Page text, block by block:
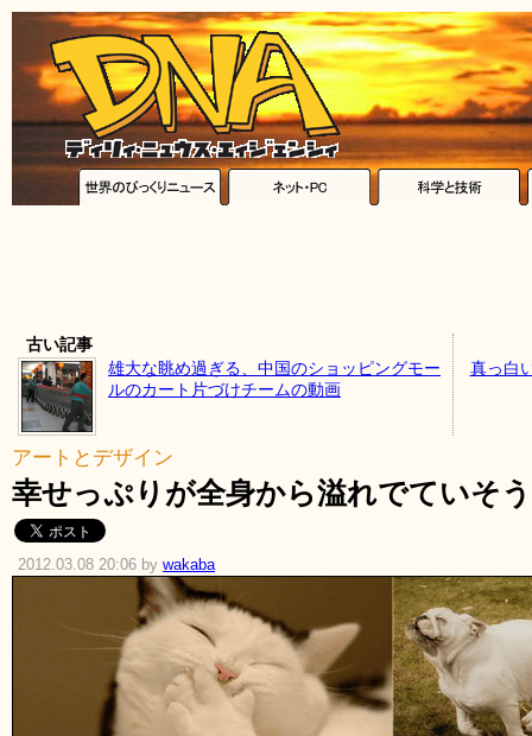
古い記事
雄大な眺め過ぎる、中国のショッピングモー
ルのカート片づけチームの動画
真っ白
アートとデザイン
幸せっぷりが全身から溢れでていそ
2012.03.08 20:06 by wakaba